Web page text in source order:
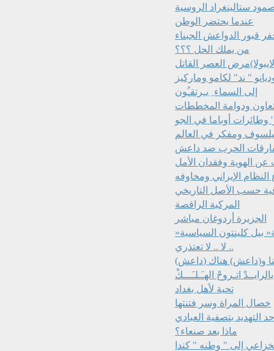
ستالينغراد الروسية
عندما يحتضر الوطن
قبور الدواعش الجبناء
من يملك الحل ؟؟؟
العصر القاتل‏
إلى السماء ِ يـِرتقـُون
ودوامة المخططات
وطائرات أوباما في الجو
ومفكر في العالم‏
الحرب ضد داعش
عن الهوية وفقدان الأمل
الإيراني ومخاوفه
حسب الأصل التاريخي
المركبة الراقصة
الجزيرة أردوغان مباشر
بيل كلينتون السياسية
لا .. لا تعتذري ..
هنا و(داعش) هناك
يالرايــدْ اتـروحْ الهـَـلـَـــكْ
تحية لأهل بغداد
خصال المراة وسر فتنتها‏
التهديد بتصفية العبادي
ماذا بعد صنعاء؟
إلى " وطنه " كندا